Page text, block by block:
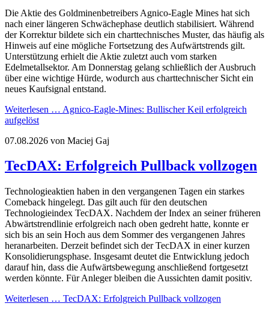
Die Aktie des Goldminenbetreibers Agnico-Eagle Mines hat sich
nach einer längeren Schwächephase deutlich stabilisiert. Während
der Korrektur bildete sich ein charttechnisches Muster, das häufig als
Hinweis auf eine mögliche Fortsetzung des Aufwärtstrends gilt.
Unterstützung erhielt die Aktie zuletzt auch vom starken
Edelmetallsektor. Am Donnerstag gelang schließlich der Ausbruch
über eine wichtige Hürde, wodurch aus charttechnischer Sicht ein
neues Kaufsignal entstand.
Weiterlesen … Agnico-Eagle-Mines: Bullischer Keil erfolgreich
aufgelöst
07.08.2026 von Maciej Gaj
TecDAX: Erfolgreich Pullback vollzogen
Technologieaktien haben in den vergangenen Tagen ein starkes
Comeback hingelegt. Das gilt auch für den deutschen
Technologieindex TecDAX. Nachdem der Index an seiner früheren
Abwärtstrendlinie erfolgreich nach oben gedreht hatte, konnte er
sich bis an sein Hoch aus dem Sommer des vergangenen Jahres
heranarbeiten. Derzeit befindet sich der TecDAX in einer kurzen
Konsolidierungsphase. Insgesamt deutet die Entwicklung jedoch
darauf hin, dass die Aufwärtsbewegung anschließend fortgesetzt
werden könnte. Für Anleger bleiben die Aussichten damit positiv.
Weiterlesen … TecDAX: Erfolgreich Pullback vollzogen